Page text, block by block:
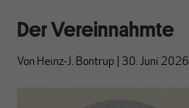
Der Vereinnahmte
Von Heinz-J. Bontrup 30. Juni 2026